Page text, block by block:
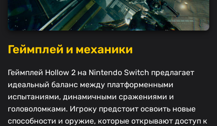
Геймплей и механики
Геймплей Hollow 2 на Nintendo Switch предлагает
идеальный баланс между платформенными
испытаниями, динамичными сражениями и
головоломками. Игроку предстоит освоить новые
способности и оружие, которые открывают доступ к